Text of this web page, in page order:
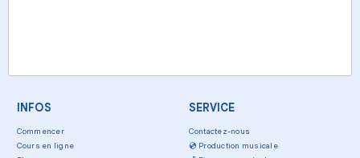
INFOS
Commencer
Cours en ligne
SERVICE
Contactez-nous
💿 Production musicale